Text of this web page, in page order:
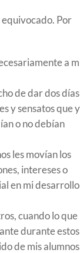
Por
a
de dar dos
y sensatos que
o no debían
les movían los
intereses o
en mi
cuando lo que
durante estos
de mis